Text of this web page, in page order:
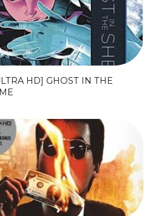
HD] GHOST IN THE